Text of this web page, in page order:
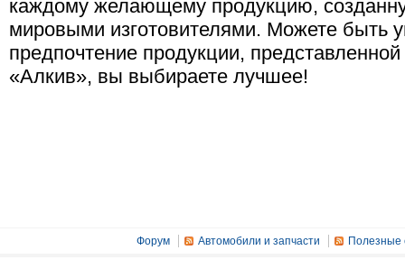
каждому желающему продукцию,
мировыми изготовителями. Можете быть
предпочтение продукции,
«Алкив», вы выбираете лучшее!
Форум Автомобили и запчасти Полезные